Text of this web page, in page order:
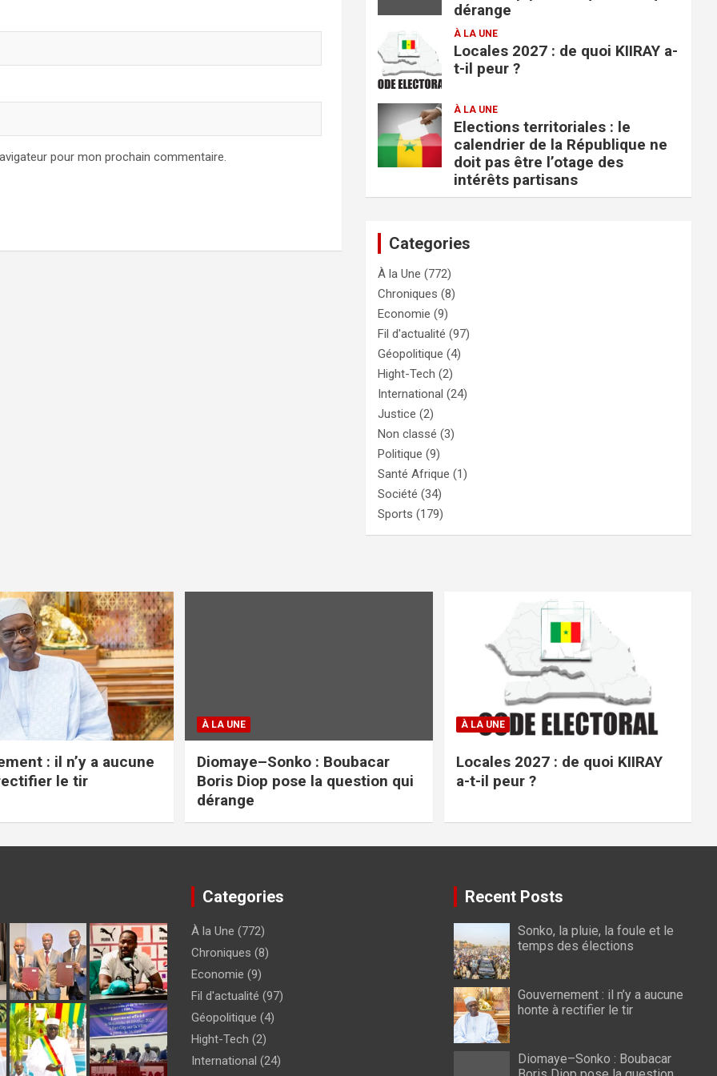
pour mon prochain commentaire.
dérange
À LA UNE
Locales 2027 : de quoi KIIRAY a-
t-il peur ?
À LA UNE
Elections territoriales : le
calendrier de la République ne
doit pas être l’otage des
intérêts partisans
Categories
À la Une (772)
Chroniques (8)
Economie (9)
Fil d'actualité (97)
Géopolitique (4)
Hight-Tech (2)
International (24)
Justice (2)
Non classé (3)
Politique (9)
Santé Afrique (1)
Société (34)
Sports (179)
: il n’y a aucune
le tir
À LA UNE
Diomaye–Sonko : Boubacar
Boris Diop pose la question qui
dérange
À LA UNE
Locales 2027 : de quoi KIIRAY
a-t-il peur ?
Categories
À la Une (772)
Chroniques (8)
Economie (9)
Fil d'actualité (97)
Géopolitique (4)
Hight-Tech (2)
International (24)
Recent Posts
Sonko, la pluie, la foule et le
temps des élections
Gouvernement : il n’y a aucune
honte à rectifier le tir
Diomaye–Sonko : Boubacar